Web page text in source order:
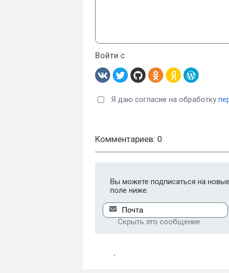
Войти с
Я даю согласие на обработку
Комментариев: 0
Вы можете подписаться на
поле ниже:
Скрыть это сообщение